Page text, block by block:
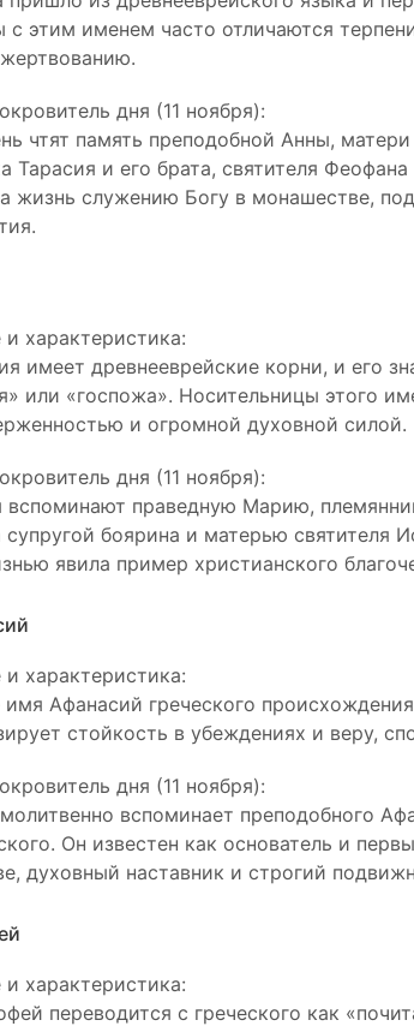
этим именем часто отличаются
дня (11 ноября):
чтят память преподобной Анны,
Тарасия и его брата, святителя
жизнь служению Богу в монашестве,
и характеристика:
имеет древнееврейские корни, и его
или «госпожа». Носительницы этого
и огромной духовной силой.
дня (11 ноября):
вспоминают праведную Марию,
боярина и матерью святителя
явила пример христианского
и характеристика:
Афанасий греческого
стойкость в убеждениях и веру,
дня (11 ноября):
вспоминает преподобного
Он известен как основатель и
духовный наставник и строгий
и характеристика:
переводится с греческого как